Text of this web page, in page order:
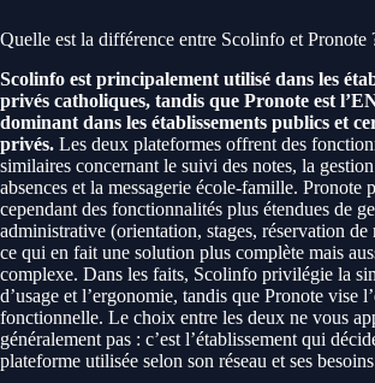
Quelle est la différence entre Scolinfo et Pronote
Scolinfo est principalement utilisé dans les
privés catholiques, tandis que Pronote est
dominant dans les établissements publics et
privés. Les deux plateformes offrent des
similaires concernant le suivi des notes, la
absences et la messagerie école-famille. Pronote
cependant des fonctionnalités plus étendues de
administrative (orientation, stages, réservation de
ce qui en fait une solution plus complète mais
complexe. Dans les faits, Scolinfo privilégie la
d’usage et l’ergonomie, tandis que Pronote vise
fonctionnelle. Le choix entre les deux ne vous
généralement pas : c’est l’établissement qui
plateforme utilisée selon son réseau et ses